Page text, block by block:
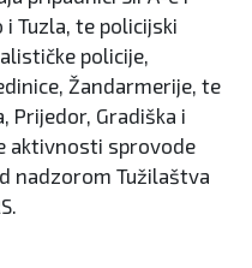
i Tuzla, te policijski
policije,
Žandarmerije, te
Prijedor, Gradiška i
aktivnosti sprovode
nadzorom Tužilaštva